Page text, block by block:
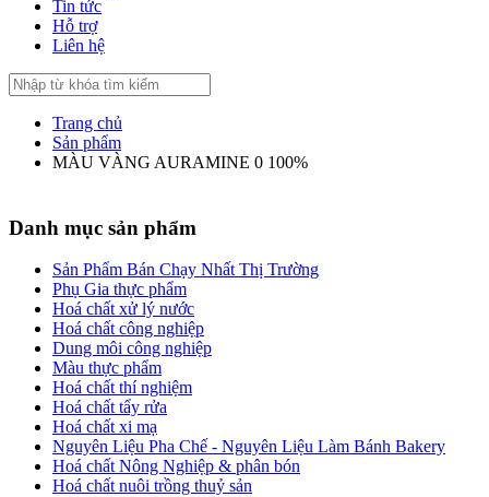
Tin tức
Hỗ trợ
Liên hệ
Trang chủ
Sản phẩm
MÀU VÀNG AURAMINE 0 100%
Danh mục sản phẩm
Sản Phẩm Bán Chạy Nhất Thị Trường
Phụ Gia thực phẩm
Hoá chất xử lý nước
Hoá chất công nghiệp
Dung môi công nghiệp
Màu thực phẩm
Hoá chất thí nghiệm
Hoá chất tẩy rửa
Hoá chất xi mạ
Nguyên Liệu Pha Chế - Nguyên Liệu Làm Bánh Bakery
Hoá chất Nông Nghiệp & phân bón
Hoá chất nuôi trồng thuỷ sản